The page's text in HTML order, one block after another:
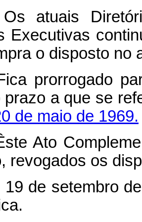
atuais
Executivas
o disposto no
prorrogado
prazo a que se
de maio de 1969.
Ato
revogados os
de setembro